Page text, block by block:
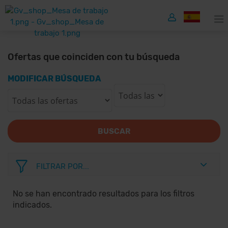
Ofertas que coinciden con tu búsqueda
MODIFICAR BÚSQUEDA
BUSCAR
FILTRAR POR...
No se han encontrado resultados para los filtros
indicados.